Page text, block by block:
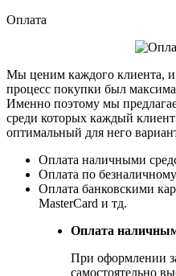
Оплата
Мы ценим каждого клиента, и
процесс покупки был
Именно поэтому мы
среди которых каждый
оптимальный для него
Оплата наличными
Оплата по безналичному
Оплата банковскими
MasterCard и тд.
Оплата
При оформлении
самостоятельно